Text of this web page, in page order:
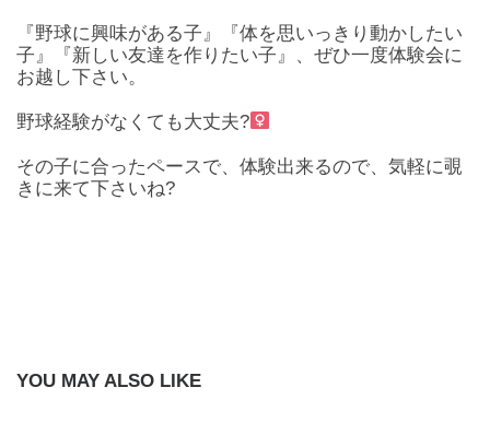
『野球に興味がある子』『体を思いっきり動かしたい
子』『新しい友達を作りたい子』、ぜひ一度体験会に
お越し下さい。
野球経験がなくても大丈夫?‍
その子に合ったペースで、体験出来るので、気軽に覗
きに来て下さいね?
YOU MAY ALSO LIKE